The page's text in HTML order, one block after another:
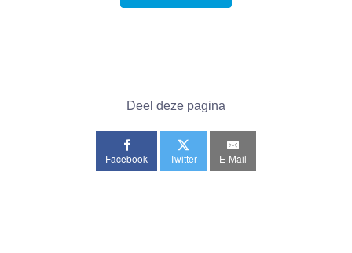
Deel deze pagina
Facebook Twitter E-Mail